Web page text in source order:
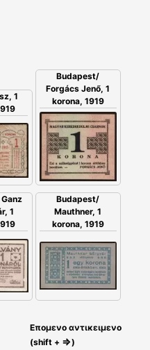
1
Budapest/
Forgács Jenő, 1
korona, 1919
1
Budapest/
Mauthner, 1
korona, 1919
Επομενο αντικειμενο
(shift + ⇒)